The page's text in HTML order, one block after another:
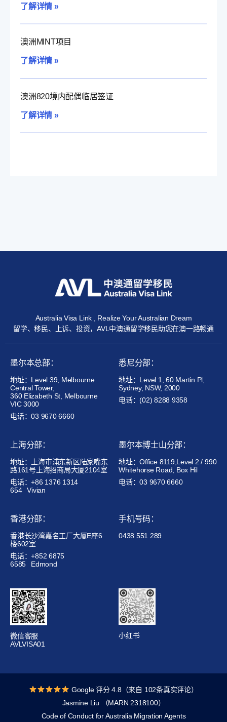
了解详情 »
澳洲MINT项目
了解详情 »
澳洲820境内配偶临居签证
了解详情 »
Australia Visa Link , Realize Your Australian Dream
留学、移民、上诉、投资，AVL中澳通留学移民助您在澳一路畅通
墨尔本总部：
地址：Level 39, Melbourne
Central Tower,
360 Elizabeth St, Melbourne
VIC 3000
电话：03 9670 6660
悉尼分部：
地址：Level 1, 60 Martin Pl,
Sydney, NSW, 2000
电话：(02) 8288 9358
上海分部：
地址：上海市浦东新区陆家嘴东
路161号上海招商局大厦2104室
电话：+86 1376 1314
654
Vivian
墨尔本博士山分部：
地址：Office 8119,Level 2 / 990
Whitehorse Road, Box Hil
电话：03 9670 6660
香港分部：
香港长沙湾嘉名工厂大厦E座6
楼602室
电话：+852 6875
6585
Edmond
手机号码：
0438 551 289
微信客服
AVLVISA01
小红书
Google 评分 4.8（来自 102条真实评论）
Jasmine Liu （MARN 2318100）
Code of Conduct for Australia Migration Agents